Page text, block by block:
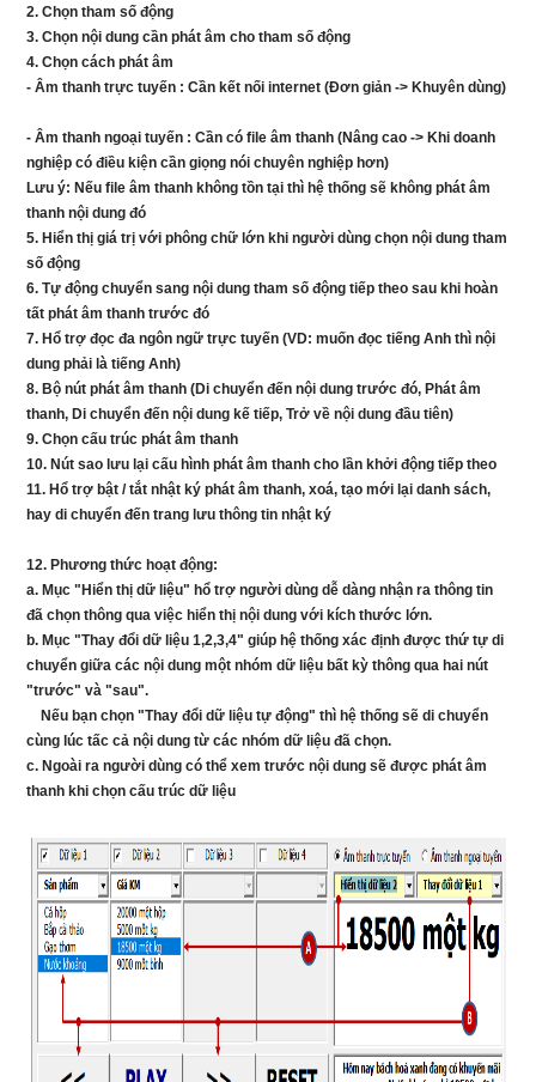
2. Chọn tham số động
3. Chọn nội dung cần phát âm cho tham số động
4. Chọn cách phát âm
- Âm thanh trực tuyến : Cần kết nối internet (Đơn giản -> Khuyên dùng)
- Âm thanh ngoại tuyến : Cần có file âm thanh (Nâng cao -> Khi doanh
nghiệp có điều kiện cần giọng nói chuyên nghiệp hơn)
Lưu ý: Nếu file âm thanh không tồn tại thì hệ thống sẽ không phát âm
thanh nội dung đó
5. Hiển thị giá trị với phông chữ lớn khi người dùng chọn nội dung tham
số động
6. Tự động chuyển sang nội dung tham số động tiếp theo sau khi hoàn
tất phát âm thanh trước đó
7. Hổ trợ đọc đa ngôn ngữ trực tuyến (VD: muốn đọc tiếng Anh thì nội
dung phải là tiếng Anh)
8. Bộ nút phát âm thanh (Di chuyển đến nội dung trước đó, Phát âm
thanh, Di chuyển đến nội dung kế tiếp, Trở về nội dung đầu tiên)
9. Chọn cấu trúc phát âm thanh
10. Nút sao lưu lại cấu hình phát âm thanh cho lần khởi động tiếp theo
11. Hổ trợ bật / tắt nhật ký phát âm thanh, xoá, tạo mới lại danh sách,
hay di chuyển đến trang lưu thông tin nhật ký
12. Phương thức hoạt động:
a. Mục "Hiển thị dữ liệu" hổ trợ người dùng dễ dàng nhận ra thông tin
đã chọn thông qua việc hiển thị nội dung với kích thước lớn.
b. Mục "Thay đổi dữ liệu 1,2,3,4" giúp hệ thống xác định được thứ tự di
chuyển giữa các nội dung một nhóm dữ liệu bất kỳ thông qua hai nút
"trước" và "sau".
Nếu bạn chọn "Thay đổi dữ liệu tự động" thì hệ thống sẽ di chuyển
cùng lúc tấc cả nội dung từ các nhóm dữ liệu đã chọn.
c. Ngoài ra người dùng có thể xem trước nội dung sẽ được phát âm
thanh khi chọn cấu trúc dữ liệu